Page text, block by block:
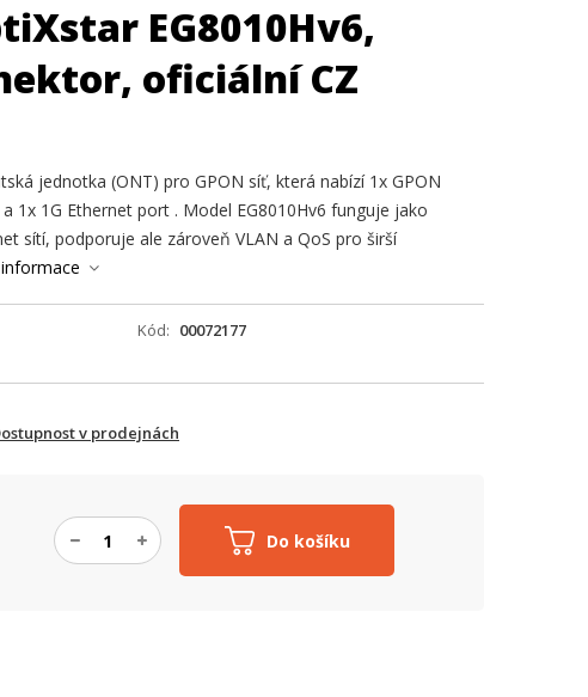
EG8010Hv6,
oficiální CZ
jednotka (ONT) pro GPON síť, která nabízí 1x GPON
1x 1G Ethernet port . Model EG8010Hv6 funguje jako
sítí, podporuje ale zároveň VLAN a QoS pro širší
Kód
00072177
v prodejnách
Do košíku